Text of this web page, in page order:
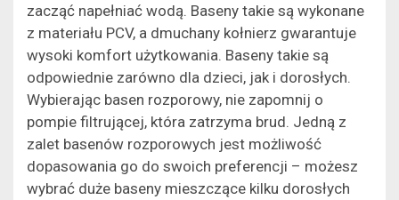
zacząć napełniać wodą. Baseny takie są wykonane
z materiału PCV, a dmuchany kołnierz gwarantuje
wysoki komfort użytkowania. Baseny takie są
odpowiednie zarówno dla dzieci, jak i dorosłych.
Wybierając basen rozporowy, nie zapomnij o
pompie filtrującej, która zatrzyma brud. Jedną z
zalet basenów rozporowych jest możliwość
dopasowania go do swoich preferencji – możesz
wybrać duże baseny mieszczące kilku dorosłych